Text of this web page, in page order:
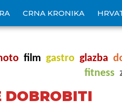
CRNA KRONIKA
film gastro glazba
fitness
DOBROBITI